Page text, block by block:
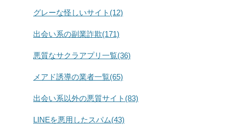
グレーな怪しいサイト(12)
出会い系の副業詐欺(171)
悪質なサクラアプリ一覧(36)
メアド誘導の業者一覧(65)
出会い系以外の悪質サイト(83)
LINEを悪用したスパム(43)